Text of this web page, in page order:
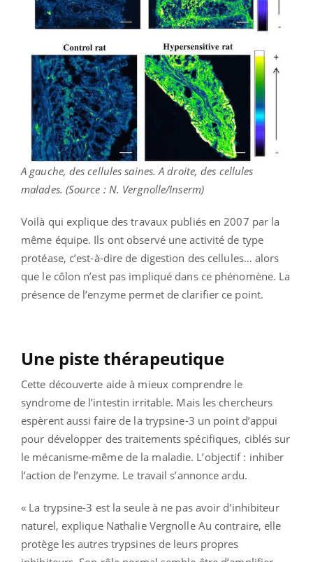
A gauche, des cellules saines. A droite, des cellules
malades. (Source : N. Vergnolle/Inserm)
Voilà qui explique des travaux publiés en 2007 par la
même équipe. Ils ont observé une activité de type
protéase, c’est-à-dire de digestion des cellules… alors
que le côlon n’est pas impliqué dans ce phénomène. La
présence de l’enzyme permet de clarifier ce point.
Une piste thérapeutique
Cette découverte aide à mieux comprendre le
syndrome de l’intestin irritable. Mais les chercheurs
espèrent aussi faire de la trypsine-3 un point d’appui
pour développer des traitements spécifiques, ciblés sur
le mécanisme-même de la maladie. L’objectif : inhiber
l’action de l’enzyme. Le travail s’annonce ardu.
« La trypsine-3 est la seule à ne pas avoir d’inhibiteur
naturel, explique Nathalie Vergnolle Au contraire, elle
protège les autres trypsines de leurs propres